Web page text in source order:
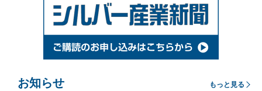
お知らせ もっと見る